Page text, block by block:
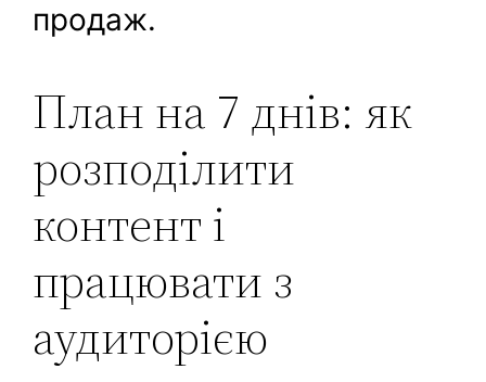
продаж.
План на 7 днів: як
розподілити
контент і
працювати з
аудиторією